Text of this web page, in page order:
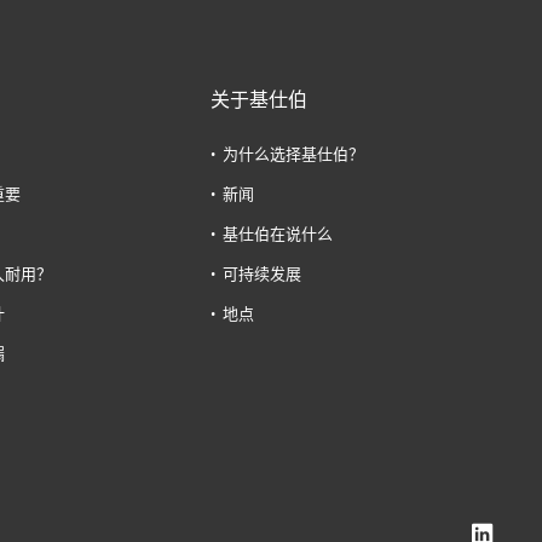
要
用？
关于基仕伯
为什么选择基仕伯？
新闻
基仕伯在说什么
可持续发展
地点